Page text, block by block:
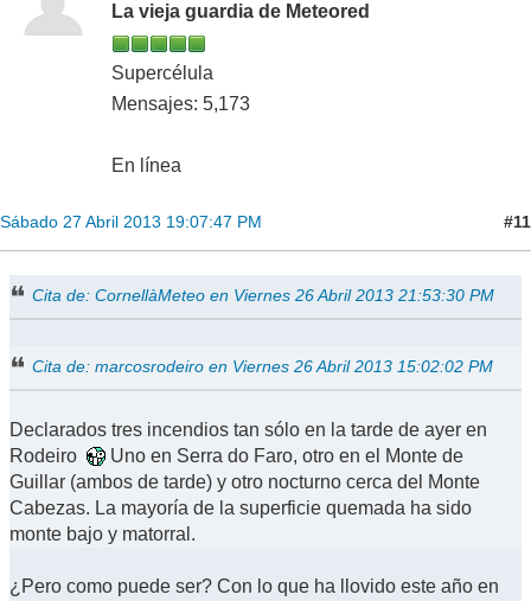
La vieja guardia de Meteored
Supercélula
Mensajes: 5,173
En línea
Sábado 27 Abril 2013 19:07:47 PM #11
Cita de: CornellàMeteo en Viernes 26 Abril 2013 21:53:30 PM
Cita de: marcosrodeiro en Viernes 26 Abril 2013 15:02:02 PM
Declarados tres incendios tan sólo en la tarde de ayer en
Rodeiro
Uno en Serra do Faro, otro en el Monte de
Guillar (ambos de tarde) y otro nocturno cerca del Monte
Cabezas. La mayoría de la superficie quemada ha sido
monte bajo y matorral.
¿Pero como puede ser? Con lo que ha llovido este año en